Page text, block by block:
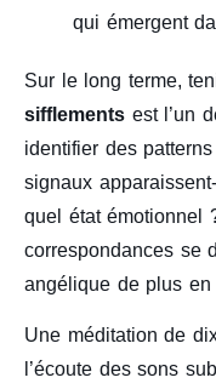
qui émergent
Sur le long terme,
sifflements est l’un
identifier des
signaux
quel état émotionnel
correspondances se
angélique de plus en
Une méditation de
l’écoute des sons